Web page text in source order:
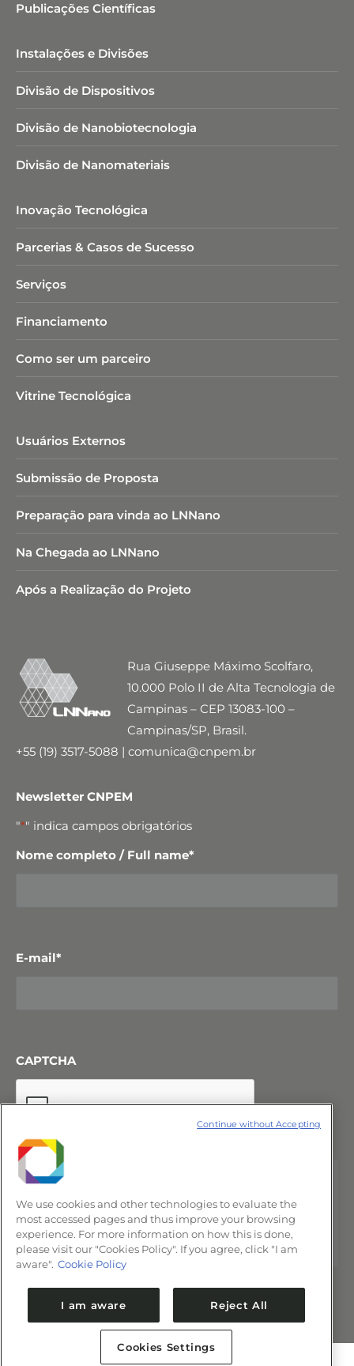
Publicações Científicas
Instalações e Divisões
Divisão de Dispositivos
Divisão de Nanobiotecnologia​
Divisão de Nanomateriais
Inovação Tecnológica
Parcerias & Casos de Sucesso
Serviços
Financiamento
Como ser um parceiro
Vitrine Tecnológica
Usuários Externos
Submissão de Proposta
Preparação para vinda ao LNNano
Na Chegada ao LNNano
Após a Realização do Projeto
Rua Giuseppe Máximo Scolfaro,
10.000 Polo II de Alta Tecnologia de
Campinas – CEP 13083-100 –
Campinas/SP, Brasil.
+55 (19) 3517-5088 | comunica@cnpem.br
Newsletter CNPEM
"*" indica campos obrigatórios
Nome completo / Full name*
E-mail*
CAPTCHA
We use cookies and other technologies to evaluate the
most accessed pages and thus improve your browsing
experience. For more information on how this is done,
please visit our "Cookies Policy". If you agree, click "I am
aware". Cookie Policy
I am aware Reject All
Cookies Settings
Continue without Accepting